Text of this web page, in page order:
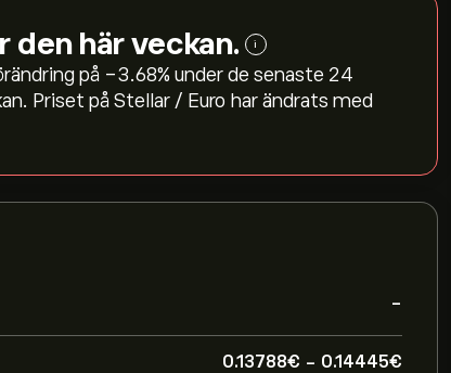
den här veckan. i
på ‎-3.68‎% under de senaste 24
Priset på Stellar / Euro har ändrats med
-
0.13788‎€‎ - 0.14445‎€‎